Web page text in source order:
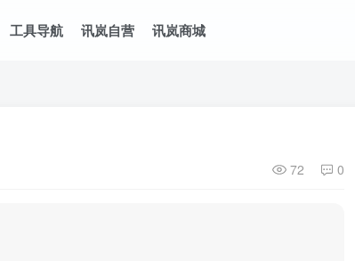
工具导航 讯岚自营 讯岚商城
72 0